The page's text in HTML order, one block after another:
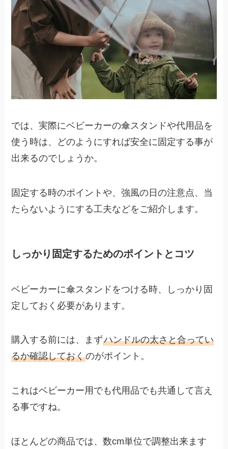
では、実際にベビーカーの傘スタンドや代用品を
使う時は、どのようにすれば安全に固定する事が
出来るのでしょうか。
固定する時のポイントや、強風の日の注意点、当
たらないようにする工夫などをご紹介します。
しっかり固定するためのポイントとコツ
ベビーカーに傘スタンドをつける時、しっかり固
定しておく必要があります。
購入する前には、まずハンドルの太さと合ってい
るか確認しておくのがポイント。
これはベビーカー用でも代用品でも共通して言え
る事ですね。
ほとんどの商品では、数cm単位で調整出来ます